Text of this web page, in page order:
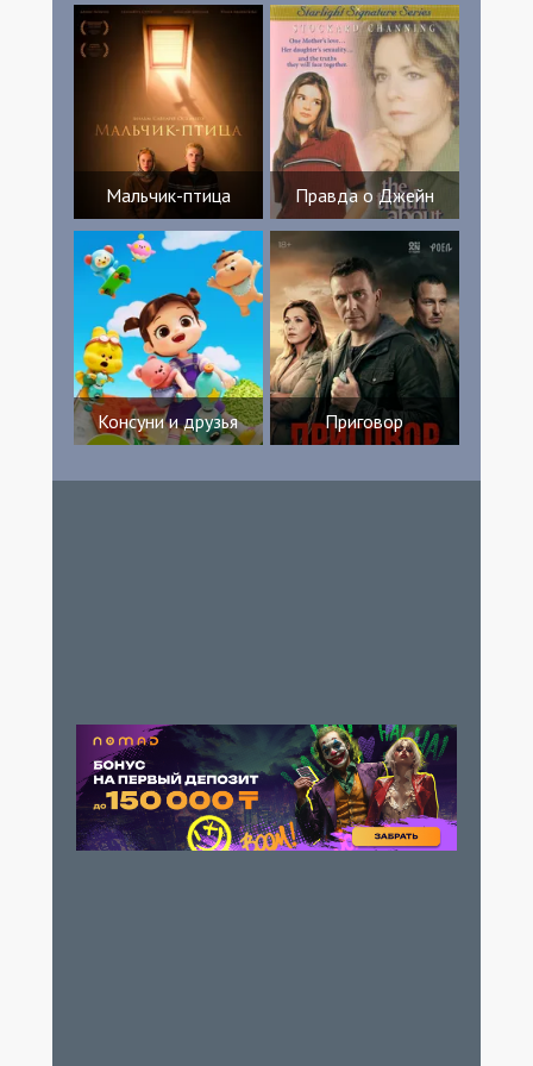
Мальчик-птица Правда о Джейн
Консуни и друзья Приговор